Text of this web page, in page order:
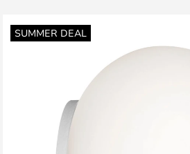
SUMMER DEAL
Ga
naar
afbeeldingen-